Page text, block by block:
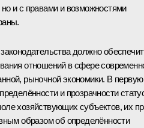
и с правами и возможностями
должно
отношений в сфере
рыночной экономики. В первую
и прозрачности
хозяйствующих субъектов, их
образом об определённости